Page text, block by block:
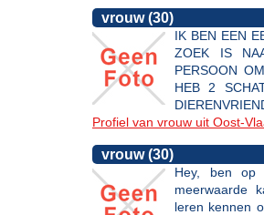
vrouw (30)
IK BEN EEN
ZOEK IS
PERSOON
HEB 2
Profiel van vrouw uit Oost-
vrouw (30)
Hey, ben op
meerwaarde
leren kennen